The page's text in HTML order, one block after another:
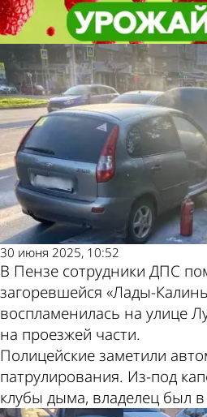
В Пензе
мужчине
Из жизни
30 июня 2025, 10:52
В Пензе сотрудники ДПС
загоревшейся «Лады-
воспламенилась на улице
на проезжей части.
Полицейские заметили
патрулирования. Из-под
клубы дыма, владелец был
В Пензе
мужчине
Из жизни
Другие
по теме
Погода и
валют в